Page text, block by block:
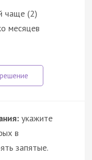
чаще (2)
месяцев
укажите
в
запятые.